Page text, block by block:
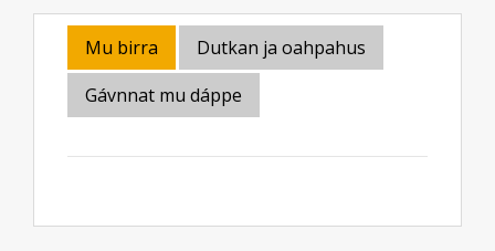
Mu birra
Dutkan ja oahpahus
Gávnnat mu dáppe